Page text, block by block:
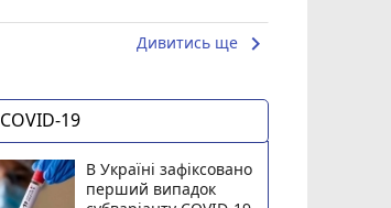
Дивитись ще keyboard_arrow_right
COVID-19
В Україні зафіксовано
перший випадок